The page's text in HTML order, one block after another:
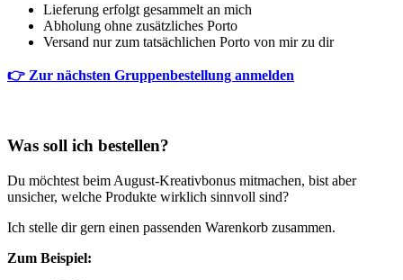
Lieferung erfolgt gesammelt an mich
Abholung ohne zusätzliches Porto
Versand nur zum tatsächlichen Porto von mir zu dir
👉 Zur nächsten Gruppenbestellung anmelden
Was soll ich bestellen?
Du möchtest beim August-Kreativbonus mitmachen, bist aber
unsicher, welche Produkte wirklich sinnvoll sind?
Ich stelle dir gern einen passenden Warenkorb zusammen.
Zum Beispiel: